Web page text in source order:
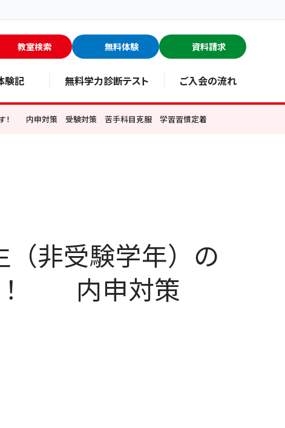
教室検索 無料体験 資料請求
験記 無料学力診断テスト ご入会の流れ
ます！ 内申対策 受験対策 苦手科目克服 学習習慣定着
（非受験学年）の
！ 内申対策